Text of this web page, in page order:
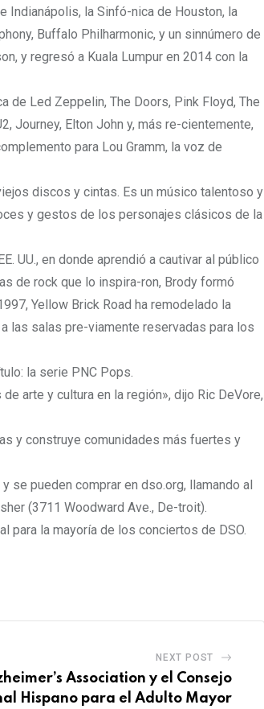
Indianápolis, la Sinfó-nica de Houston, la
Buffalo Philharmonic, y un sinnúmero de
y regresó a Kuala Lumpur en 2014 con la
de Led Zeppelin, The Doors, Pink Floyd, The
Journey, Elton John y, más re-cientemente,
para Lou Gramm, la voz de
discos y cintas. Es un músico talentoso y
y gestos de los personajes clásicos de la
UU., en donde aprendió a cautivar al público
de rock que lo inspira-ron, Brody formó
Yellow Brick Road ha remodelado la
las salas pre-viamente reservadas para los
la serie PNC Pops.
arte y cultura en la región», dijo Ric DeVore,
y construye comunidades más fuertes y
se pueden comprar en dso.org, llamando al
(3711 Woodward Ave., De-troit).
para la mayoría de los conciertos de DSO.
NEXT POST
Association y el Consejo
Hispano para el Adulto Mayor